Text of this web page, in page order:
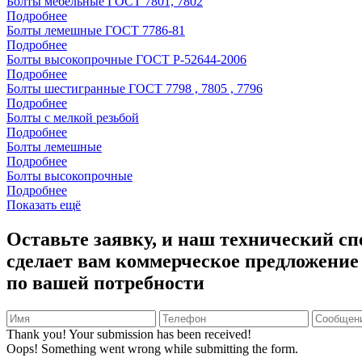
Подробнее
Болты лемешные ГОСТ 7786-81
Подробнее
Болты высокопрочные ГОСТ Р-52644-2006
Подробнее
Болты шестигранные ГОСТ 7798 , 7805 , 7796
Подробнее
Болты с мелкой резьбой
Подробнее
Болты лемешные
Подробнее
Болты высокопрочные
Подробнее
Показать ещё
Оставьте заявку, и наш технический
сделает вам коммерческое предложение
по вашей потребности
Thank you! Your submission has been received!
Oops! Something went wrong while submitting the form.